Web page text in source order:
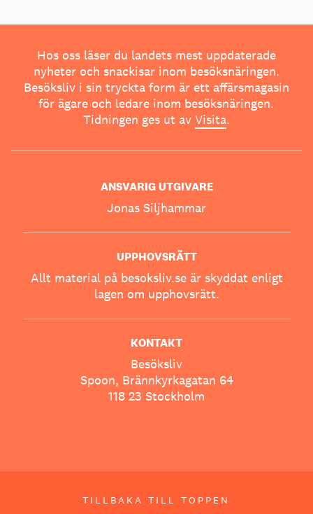
Hos oss läser du landets mest uppdaterade
nyheter och snackisar inom besöksnäringen.
Besöksliv i sin tryckta form är ett affärsmagasin
för ägare och ledare inom besöksnäringen.
Tidningen ges ut av Visita.
ANSVARIG UTGIVARE
Jonas Siljhammar
UPPHOVSRÄTT
Allt material på besoksliv.se är skyddat enligt
lagen om upphovsrätt.
KONTAKT
Besöksliv
Spoon, Brännkyrkagatan 64
118 23 Stockholm
TILLBAKA TILL TOPPEN